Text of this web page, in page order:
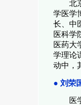
北
学医学
长、中
医科学
医药大
学理论
动中，
● 刘荣
医